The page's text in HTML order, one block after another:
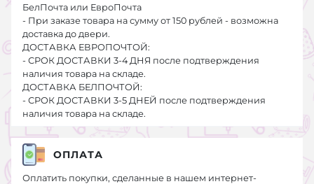
БелПочта или ЕвроПочта
- При заказе товара на сумму от 150 рублей - возможна
доставка до двери.
ДОСТАВКА ЕВРОПОЧТОЙ:
- СРОК ДОСТАВКИ 3-4 ДНЯ после подтверждения
наличия товара на складе.
ДОСТАВКА БЕЛПОЧТОЙ:
- СРОК ДОСТАВКИ 3-5 ДНЕЙ после подтверждения
наличия товара на складе.
ОПЛАТА
Оплатить покупки, сделанные в нашем интернет-